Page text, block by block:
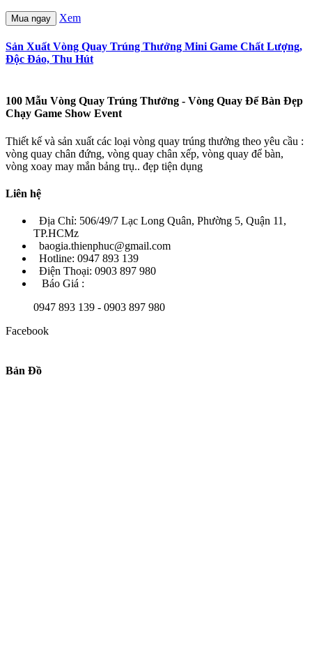
Mua ngay Xem
Sản Xuất Vòng Quay Trúng Thưởng Mini Game Chất Lượng,
Độc Đáo, Thu Hút
100 Mẫu Vòng Quay Trúng Thưởng - Vòng Quay Để Bàn Đẹp
Chạy Game Show Event
Thiết kế và sản xuất các loại vòng quay trúng thưởng theo yêu cầu :
vòng quay chân đứng, vòng quay chân xếp, vòng quay để bàn,
vòng xoay may mắn bảng trụ.. đẹp tiện dụng
Liên hệ
Địa Chỉ: 506/49/7 Lạc Long Quân, Phường 5, Quận 11,
TP.HCMz
baogia.thienphuc@gmail.com
Hotline: 0947 893 139
Điện Thoại: 0903 897 980
Báo Giá :
0947 893 139 - 0903 897 980
Facebook
Bản Đồ